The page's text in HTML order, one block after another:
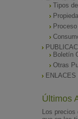
Tipos
Boletín
Otras
Últimos
Los